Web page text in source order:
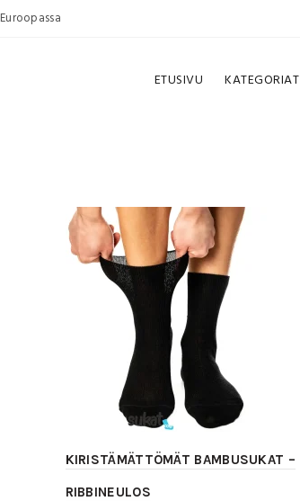
ETUSIVU KATEGORIAT
KIRISTÄMÄTTÖMÄT BAMBUSUKAT –
RIBBINEULOS